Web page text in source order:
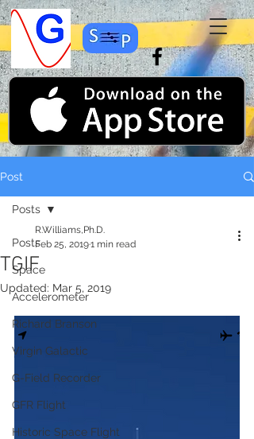
Post
Posts
Space
Accelerometer
Richard Branson
Virgin Galactic
G-Field Recorder
GFR Flight
Historic Space Flight
Posts
TGIF
R.Williams,Ph.D.
Feb 25, 20191 min read
Updated: Mar 5, 2019